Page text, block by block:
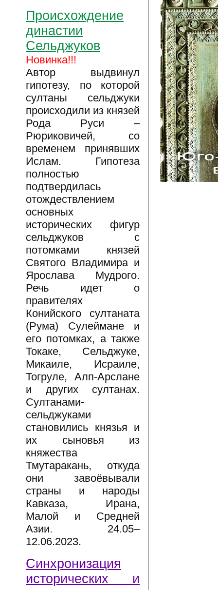
Происхождение
династии
Сельджуков
Новинка!!!
Автор выдвинул
гипотезу, по которой
султаны сельджуки
происходили из князей
Рода Руси –
Рюриковичей, со
временем принявших
Ислам. Гипотеза
полностью
подтвердилась
отождествлением
основных
исторических фигур
сельджуков с
потомками князей
Святого Владимира и
Ярослава Мудрого.
Речь идет о
правителях
Конийского султаната
(Рума) Сулеймане и
его потомках, а также
Токаке, Сельджуке,
Микаиле, Исраиле,
Тогруле, Алп-Арслане
и других султанах.
Султанами-
сельджуками
становились князья и
их сыновья из
княжества
Тмутаракань, откуда
они завоёвывали
страны и народы
Кавказа, Ирана,
Малой и Средней
Азии. 24.05–
12.06.2023.
Синхронизация
исторических и